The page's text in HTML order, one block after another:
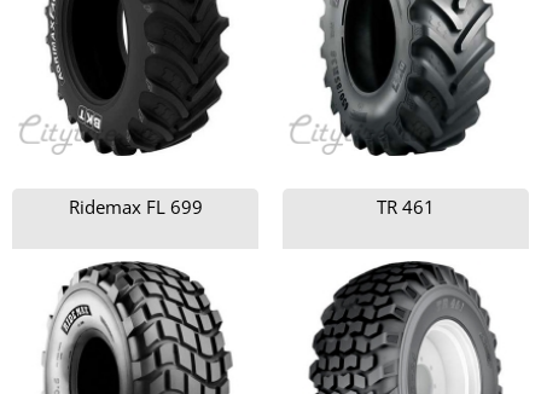
Ridemax FL 699 TR 461